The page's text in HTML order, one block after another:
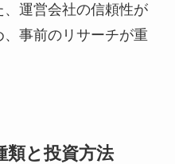
運営会社の信頼性が
事前のリサーチが重
類と投資方法